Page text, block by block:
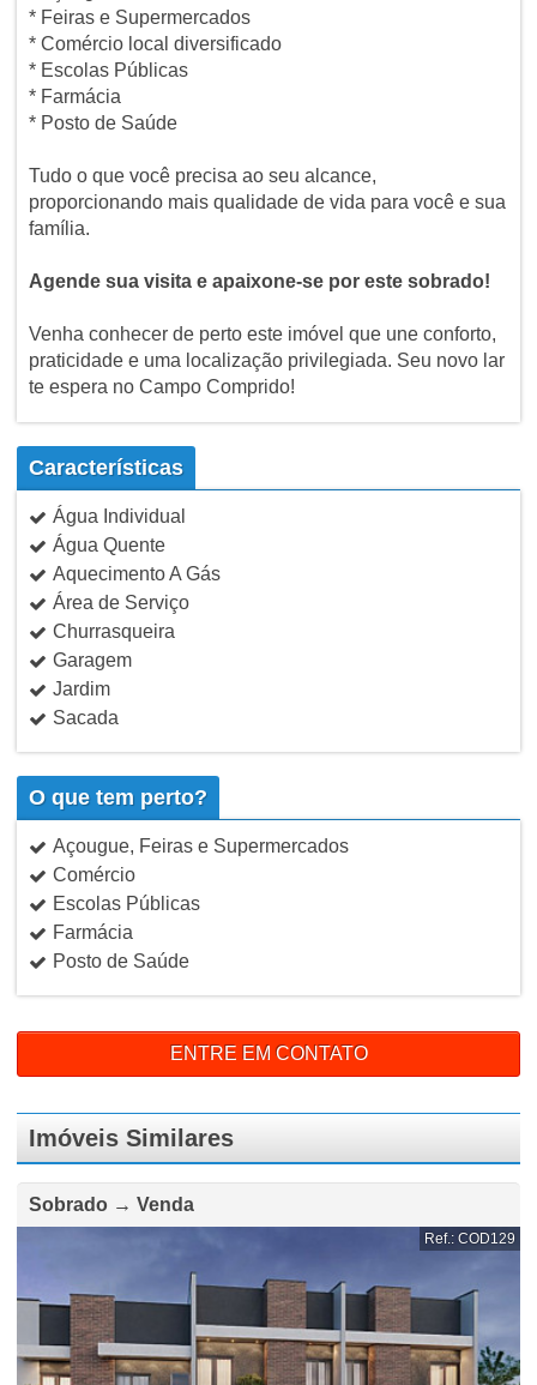
* Feiras e Supermercados
* Comércio local diversificado
* Escolas Públicas
* Farmácia
* Posto de Saúde
Tudo o que você precisa ao seu alcance,
proporcionando mais qualidade de vida para você e sua
família.
Agende sua visita e apaixone-se por este sobrado!
Venha conhecer de perto este imóvel que une conforto,
praticidade e uma localização privilegiada. Seu novo lar
te espera no Campo Comprido!
Características
Água Individual
Água Quente
Aquecimento A Gás
Área de Serviço
Churrasqueira
Garagem
Jardim
Sacada
O que tem perto?
Açougue, Feiras e Supermercados
Comércio
Escolas Públicas
Farmácia
Posto de Saúde
ENTRE EM CONTATO
Imóveis Similares
Sobrado → Venda
Ref.: COD129